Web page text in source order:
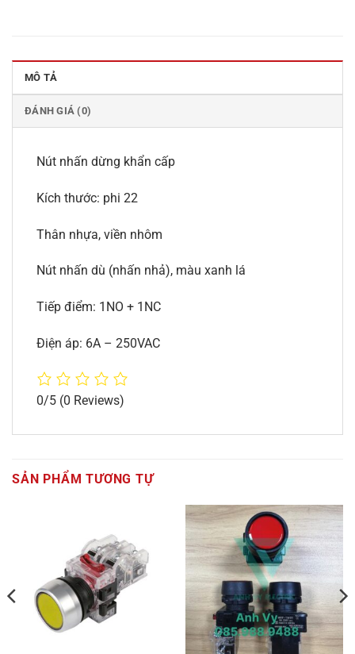
MÔ TẢ
ĐÁNH GIÁ (0)
Nút nhấn dừng khẩn cấp
Kích thước: phi 22
Thân nhựa, viền nhôm
Nút nhấn dù (nhấn nhả), màu xanh lá
Tiếp điểm: 1NO + 1NC
Điện áp: 6A – 250VAC
0/5 (0 Reviews)
SẢN PHẨM TƯƠNG TỰ